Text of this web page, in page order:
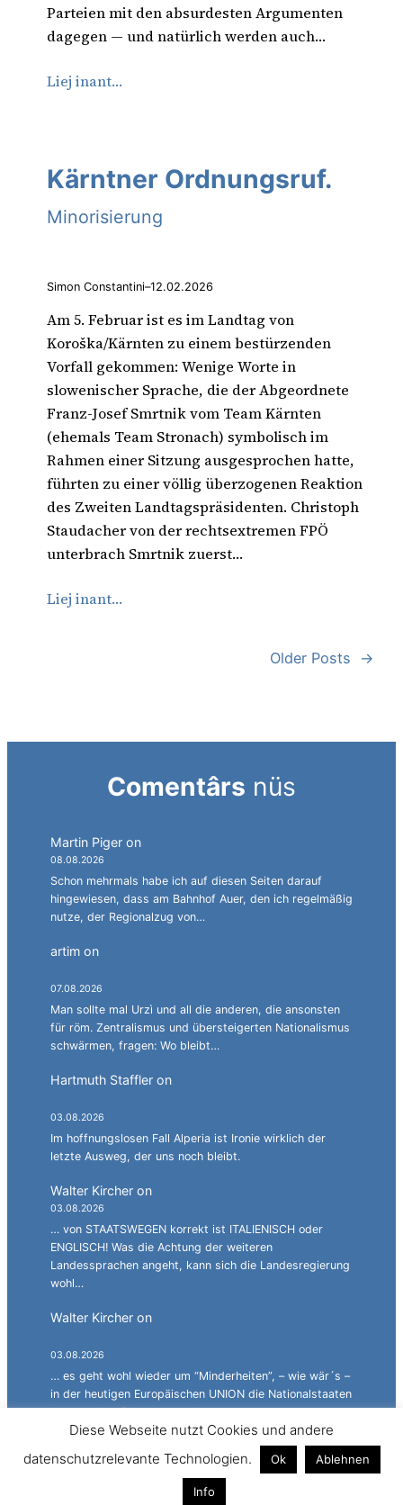
Parteien mit den absurdesten Argumenten
dagegen — und natürlich werden auch…
Liej inant…
Kärntner Ordnungsruf.
Minorisierung
Simon Constantini–12.02.2026
Am 5. Februar ist es im Landtag von
Koroška/Kärnten zu einem bestürzenden
Vorfall gekommen: Wenige Worte in
slowenischer Sprache, die der Abgeordnete
Franz-Josef Smrtnik vom Team Kärnten
(ehemals Team Stronach) symbolisch im
Rahmen einer Sitzung ausgesprochen hatte,
führten zu einer völlig überzogenen Reaktion
des Zweiten Landtagspräsidenten. Christoph
Staudacher von der rechtsextremen FPÖ
unterbrach Smrtnik zuerst…
Liej inant…
Older Posts →
Comentârs nüs
Martin Piger on
08.08.2026
Schon mehrmals habe ich auf diesen Seiten darauf
hingewiesen, dass am Bahnhof Auer, den ich regelmäßig
nutze, der Regionalzug von…
artim on
07.08.2026
Man sollte mal Urzì und all die anderen, die ansonsten
für röm. Zentralismus und übersteigerten Nationalismus
schwärmen, fragen: Wo bleibt…
Hartmuth Staffler on
03.08.2026
Im hoffnungslosen Fall Alperia ist Ironie wirklich der
letzte Ausweg, der uns noch bleibt.
Walter Kircher on
03.08.2026
… von STAATSWEGEN korrekt ist ITALIENISCH oder
ENGLISCH! Was die Achtung der weiteren
Landessprachen angeht, kann sich die Landesregierung
wohl…
Walter Kircher on
03.08.2026
… es geht wohl wieder um “Minderheiten”, – wie wär´s –
in der heutigen Europäischen UNION die Nationalstaaten
langsam “zurückzustutzen”…
JG: Auf dem rechten Auge halbblind.
03.08.2026
Bitte keine persönlichen Beleidigungen.
Diese Webseite nutzt Cookies und andere
datenschutzrelevante Technologien.
Ok Ablehnen
Info